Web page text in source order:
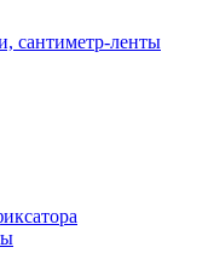
сантиметр-ленты